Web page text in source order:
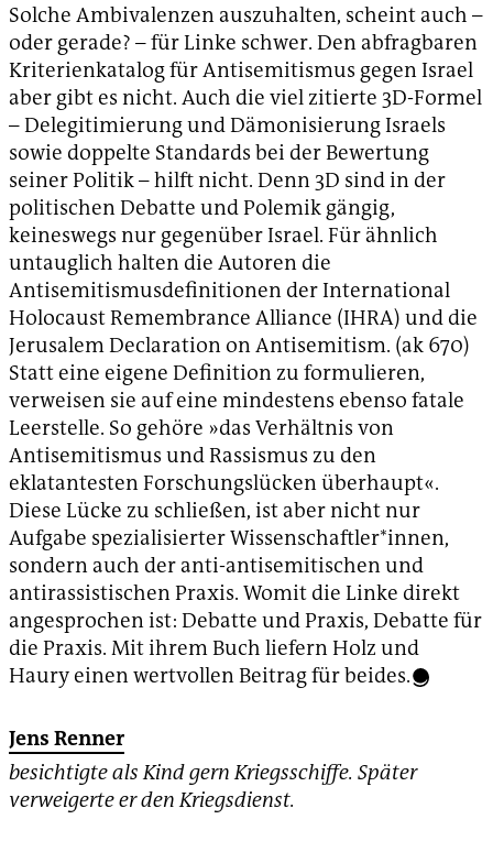
Solche Ambivalenzen auszuhalten, scheint auch –
oder gerade? – für Linke schwer. Den abfragbaren
Kriterienkatalog für Antisemitismus gegen Israel
aber gibt es nicht. Auch die viel zitierte 3D-Formel
– Delegitimierung und Dämonisierung Israels
sowie doppelte Standards bei der Bewertung
seiner Politik – hilft nicht. Denn 3D sind in der
politischen Debatte und Polemik gängig,
keineswegs nur gegenüber Israel. Für ähnlich
untauglich halten die Autoren die
Antisemitismusdefinitionen der International
Holocaust Remembrance Alliance (IHRA) und die
Jerusalem Declaration on Antisemitism. (ak 670)
Statt eine eigene Definition zu formulieren,
verweisen sie auf eine mindestens ebenso fatale
Leerstelle. So gehöre »das Verhältnis von
Antisemitismus und Rassismus zu den
eklatantesten Forschungslücken überhaupt«.
Diese Lücke zu schließen, ist aber nicht nur
Aufgabe spezialisierter Wissenschaftler*innen,
sondern auch der anti-antisemitischen und
antirassistischen Praxis. Womit die Linke direkt
angesprochen ist: Debatte und Praxis, Debatte für
die Praxis. Mit ihrem Buch liefern Holz und
Haury einen wertvollen Beitrag für beides.
Jens Renner
besichtigte als Kind gern Kriegsschiffe. Später
verweigerte er den Kriegsdienst.